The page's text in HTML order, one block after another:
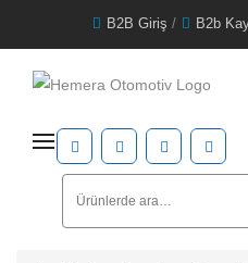
B2B Giriş / B2b